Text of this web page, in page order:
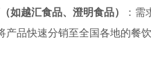
如越汇食品、澄明食品）
：需
产品快速分销至全国各地的餐